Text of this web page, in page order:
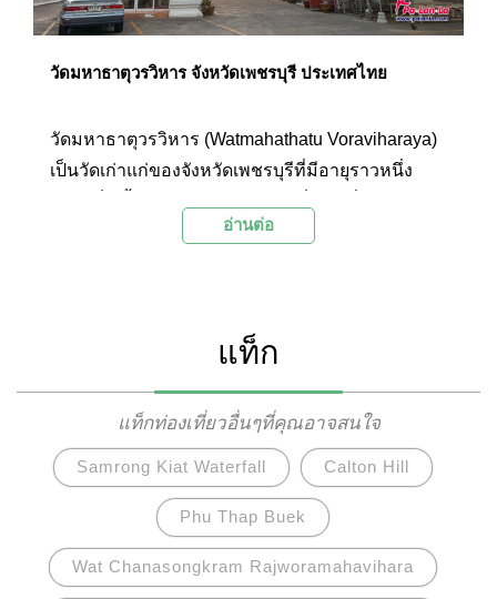
วัดมหาธาตุวรวิหาร จังหวัดเพชรบุรี ประเทศไทย
วัดมหาธาตุวรวิหาร (Watmahathatu Voraviharaya)
เป็นวัดเก่าแก่ของจังหวัดเพชรบุรีที่มีอายุราวหนึ่ง
ประวัติศาสตร์และโบราณคดีอันทรงคุณค่า ภายใน
สามารถเข้าไปชมความสวยงามและสักการะองค์
พระพุทธรูปโบราณที่เป็นพระพุทธรูปศักดิ์สิทธิ์คู่บ้าน
คู่เมืองเพื่อความเป็นสิริมงคลได้อีกด้วย
อ่านต่อ
แท็ก
แท็กท่องเที่ยวอื่นๆที่คุณอาจสนใจ
Samrong Kiat Waterfall Calton Hill
Phu Thap Buek
Wat Chanasongkram Rajworamahavihara